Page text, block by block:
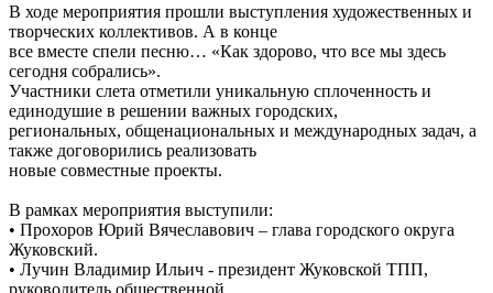
В ходе мероприятия прошли выступления художественных и
творческих коллективов. А в конце
все вместе спели песню… «Как здорово, что все мы здесь
сегодня собрались».
Участники слета отметили уникальную сплоченность и
единодушие в решении важных городских,
региональных, общенациональных и международных задач, а
также договорились реализовать
новые совместные проекты.
В рамках мероприятия выступили:
• Прохоров Юрий Вячеславович – глава городского округа
Жуковский.
• Лучин Владимир Ильич - президент Жуковской ТПП,
руководитель общественной